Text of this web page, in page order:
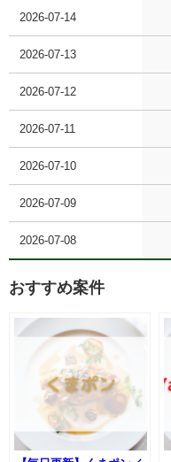
2026-07-14
2026-07-13
2026-07-12
2026-07-11
2026-07-10
2026-07-09
2026-07-08
おすすめ案件